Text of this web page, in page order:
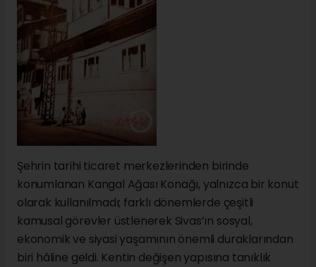
Şehrin tarihi ticaret merkezlerinden birinde
konumlanan Kangal Ağası Konağı, yalnızca bir konut
olarak kullanılmadı; farklı dönemlerde çeşitli
kamusal görevler üstlenerek Sivas’ın sosyal,
ekonomik ve siyasi yaşamının önemli duraklarından
biri hâline geldi. Kentin değişen yapısına tanıklık